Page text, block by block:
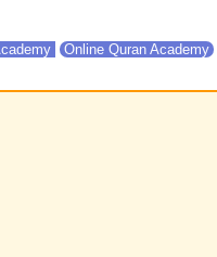
Online Quran Academy